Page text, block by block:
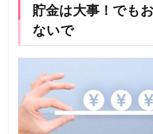
貯金は大事！でも
ないで